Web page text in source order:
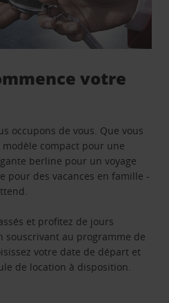
votre
occupons de vous. Que vous
compact pour une
berline pour un voyage
pour des vacances en famille -
et profitez de jours
souscrivant au programme de
votre date de départ et
de location à disposition.